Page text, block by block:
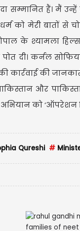
सम्मानित हैं। मैं
को मेरी बातों से
के श्यामला
दी। कर्नल
कार्रवाई की
और
को ‘ऑपरेशन
Qureshi #